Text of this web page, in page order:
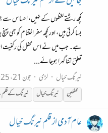
کچھ رشتے لفظوں کے نہیں، احساس
بسا کرتی ہیں، اور کچھ سفر اختتام کو
ہے۔ جب میں نے اس محفل کی رکنیت
تعلق اتنا گہرا ہوجائے...
نیرنگ خیال
لڑی جون 21، 2025
محفلین
نیرنگخیال نیرنگکےقلم
عام آدمی از قلم نیرنگ خیال